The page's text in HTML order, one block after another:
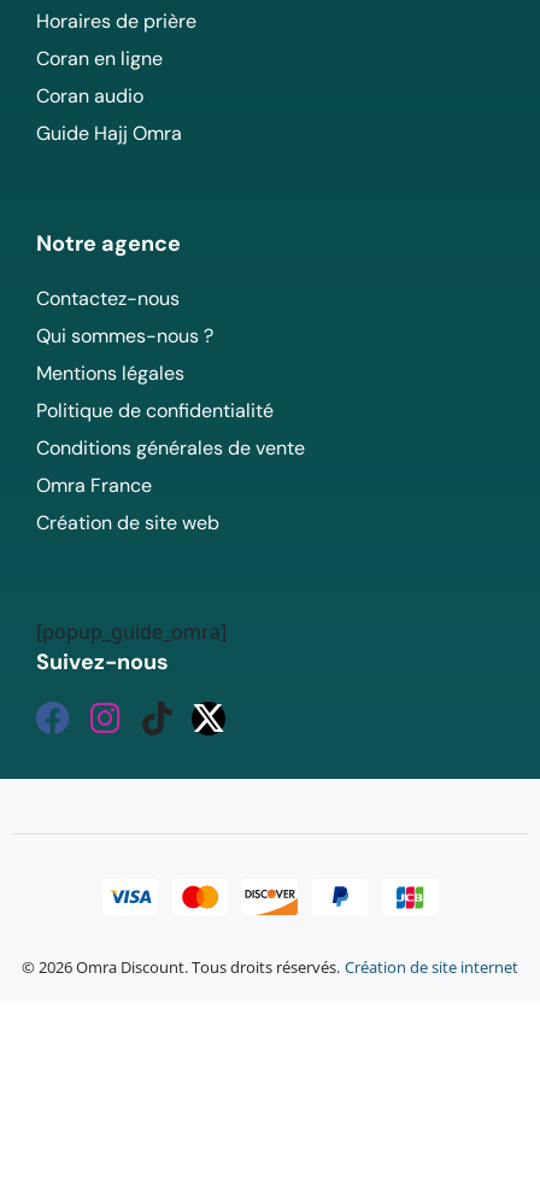
Horaires de prière
Coran en ligne
Coran audio
Guide Hajj Omra
Notre agence
Contactez-nous
Qui sommes-nous ?
Mentions légales
Politique de confidentialité
Conditions générales de vente
Omra France
Création de site web
[popup_guide_omra]
Suivez-nous
© 2026 Omra Discount. Tous droits réservés. Création de site internet